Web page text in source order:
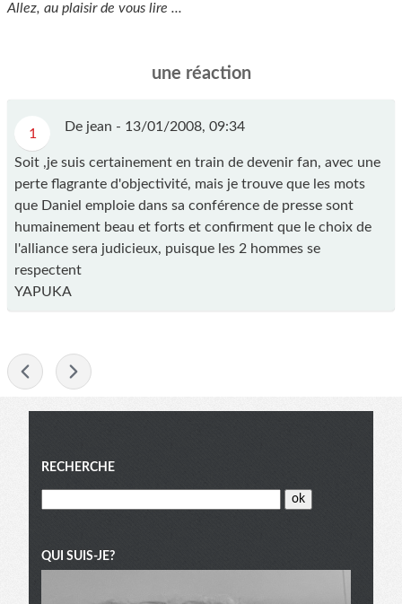
Allez, au plaisir de vous lire ...
une réaction
1 De jean - 13/01/2008, 09:34
Soit ,je suis certainement en train de devenir fan, avec une
perte flagrante d'objectivité, mais je trouve que les mots
que Daniel emploie dans sa conférence de presse sont
humainement beau et forts et confirment que le choix de
l'alliance sera judicieux, puisque les 2 hommes se
respectent
YAPUKA
Menu
RECHERCHE
QUI SUIS-JE?